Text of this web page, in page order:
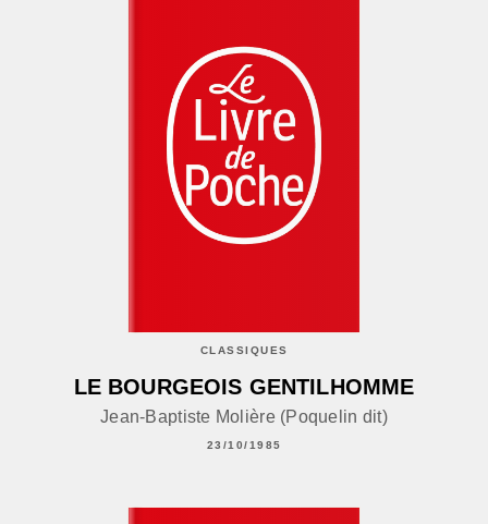
CLASSIQUES
LE BOURGEOIS GENTILHOMME
Jean-Baptiste Molière (Poquelin dit)
23/10/1985